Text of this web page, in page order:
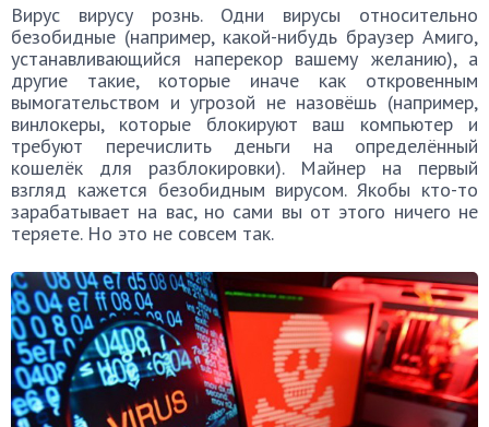
Вирус вирусу рознь. Одни вирусы относительно
безобидные (например, какой-нибудь браузер Амиго,
устанавливающийся наперекор вашему желанию), а
другие такие, которые иначе как откровенным
вымогательством и угрозой не назовёшь (например,
винлокеры, которые блокируют ваш компьютер и
требуют перечислить деньги на определённый
кошелёк для разблокировки). Майнер на первый
взгляд кажется безобидным вирусом. Якобы кто-то
зарабатывает на вас, но сами вы от этого ничего не
теряете. Но это не совсем так.